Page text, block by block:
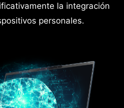
la integración
personales.